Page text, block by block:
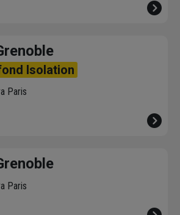
Isolation
Paris
Paris